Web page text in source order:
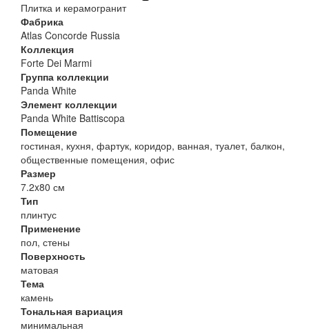
Плитка и керамогранит
Фабрика
Atlas Concorde Russia
Коллекция
Forte Dei Marmi
Группа коллекции
Panda White
Элемент коллекции
Panda White Battiscopa
Помещение
гостиная, кухня, фартук, коридор, ванная, туалет, балкон,
общественные помещения, офис
Размер
7.2x80 см
Тип
плинтус
Применение
пол, стены
Поверхность
матовая
Тема
камень
Тональная вариация
минимальная